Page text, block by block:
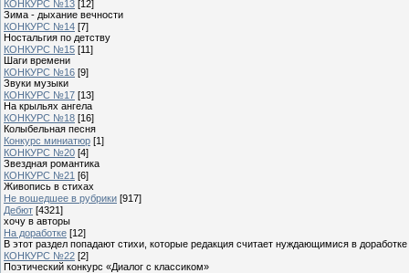
КОНКУРС №13 [12]
Зима - дыхание вечности
КОНКУРС №14 [7]
Ностальгия по детству
КОНКУРС №15 [11]
Шаги времени
КОНКУРС №16 [9]
Звуки музыки
КОНКУРС №17 [13]
На крыльях ангела
КОНКУРС №18 [16]
Колыбельная песня
Конкурс миниатюр [1]
КОНКУРС №20 [4]
Звездная романтика
КОНКУРС №21 [6]
Живопись в стихах
Не вошедшее в рубрики [917]
Дебют [4321]
хочу в авторы
На доработке [12]
В этот раздел попадают стихи, которые редакция считает нуждающимися в доработке
КОНКУРС №22 [2]
Поэтический конкурс «Диалог с классиком»